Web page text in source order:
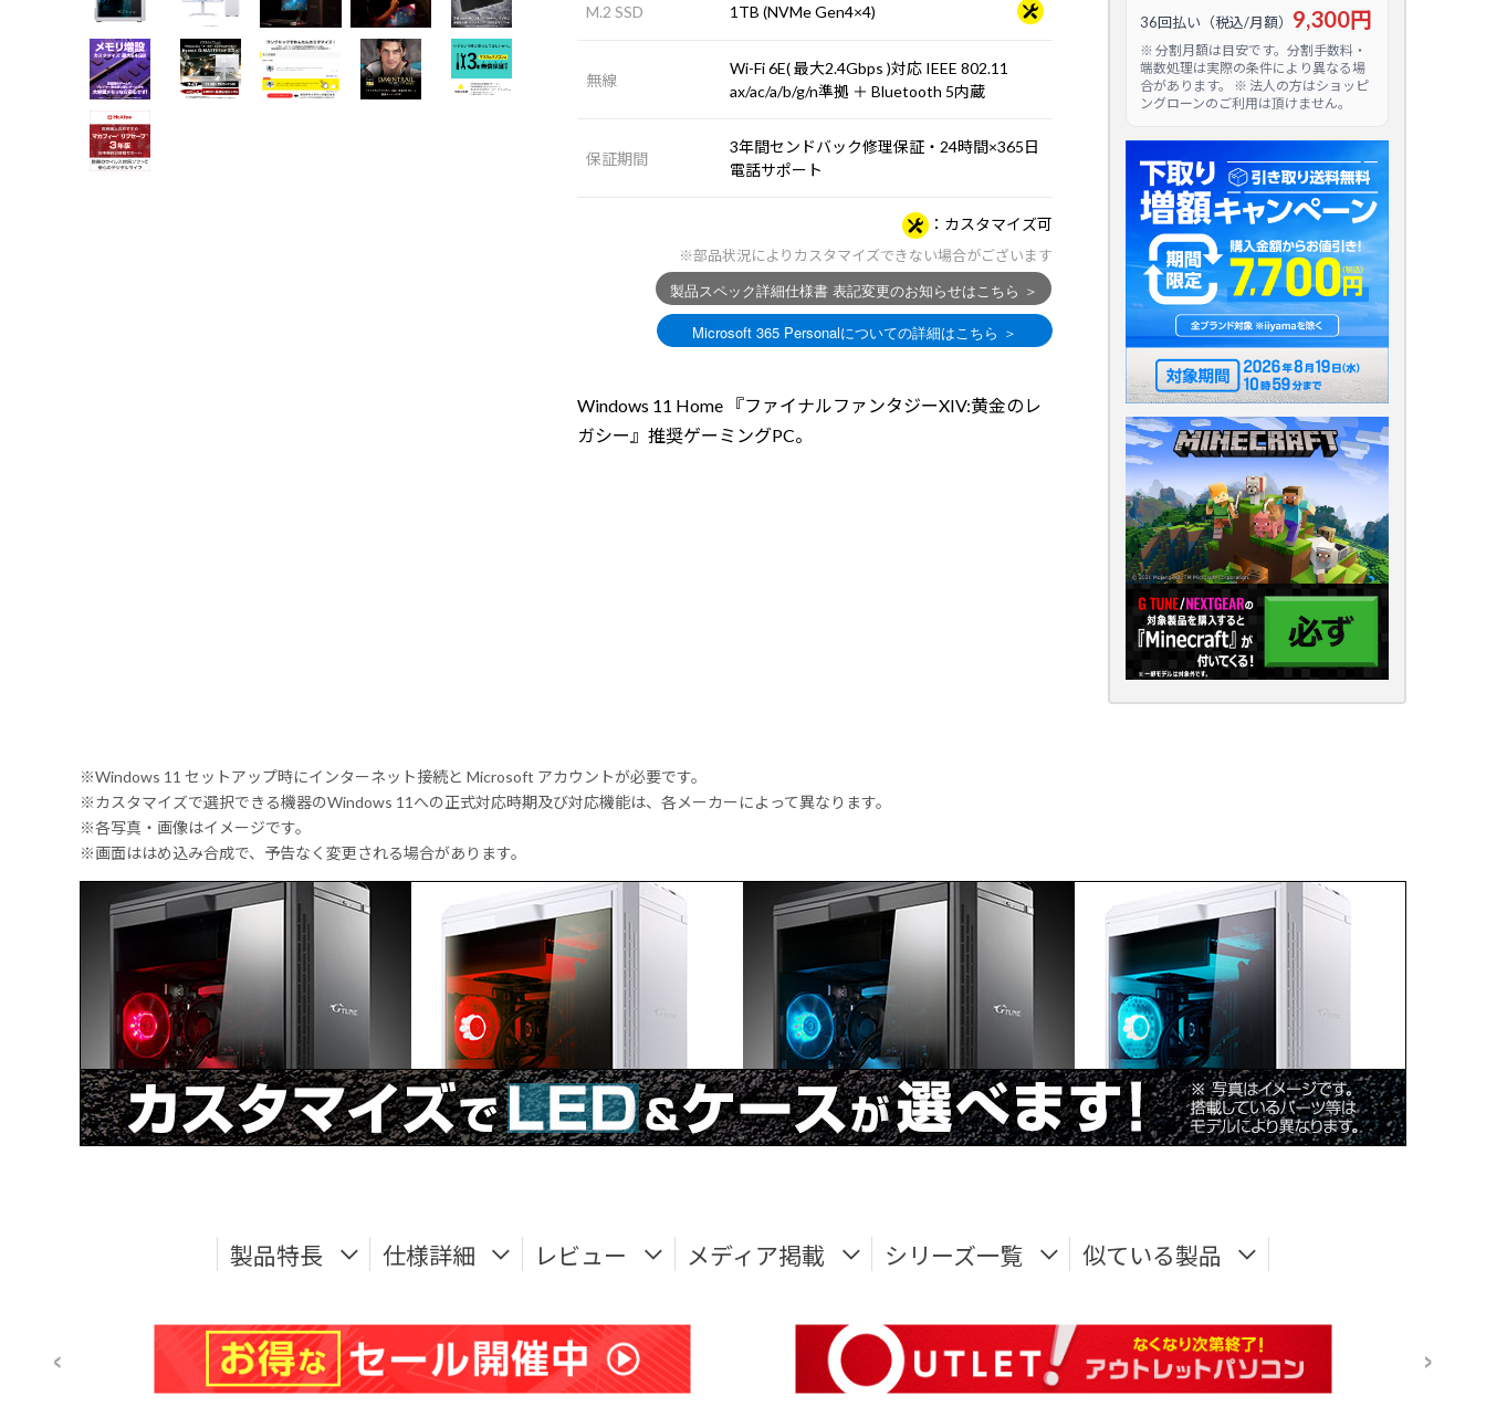
M.2 SSD 1TB (NVMe Gen4×4)
無線
Wi-Fi 6E( 最大2.4Gbps )対応 IEEE 802.11
ax/ac/a/b/g/n準拠 ＋ Bluetooth 5内蔵
保証期間
3年間センドバック修理保証・24時間×365日
電話サポート
カスタマイズ可
※部品状況によりカスタマイズできない場合がございます
Windows 11 Home 『ファイナルファンタジーXIV:黄金のレ
ガシー』推奨ゲーミングPC。
36回払い（税込/月額） 9,300円
※ 分割月額は目安です。分割手数料・
端数処理は実際の条件により異なる場
合があります。 ※ 法人の方はショッピ
ングローンのご利用は頂けません。
※Windows 11 セットアップ時にインターネット接続と Microsoft アカウントが必要です。
※カスタマイズで選択できる機器のWindows 11への正式対応時期及び対応機能は、各メーカーによって異なります。
※各写真・画像はイメージです。
※画面ははめ込み合成で、予告なく変更される場合があります。
製品特長 仕様詳細 レビュー メディア掲載 シリーズ一覧 似ている製品